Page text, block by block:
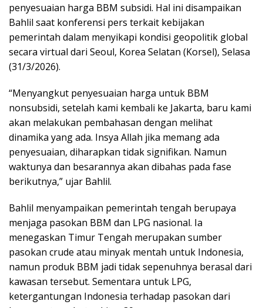
penyesuaian harga BBM subsidi. Hal ini disampaikan
Bahlil saat konferensi pers terkait kebijakan
pemerintah dalam menyikapi kondisi geopolitik global
secara virtual dari Seoul, Korea Selatan (Korsel), Selasa
(31/3/2026).
“Menyangkut penyesuaian harga untuk BBM
nonsubsidi, setelah kami kembali ke Jakarta, baru kami
akan melakukan pembahasan dengan melihat
dinamika yang ada. Insya Allah jika memang ada
penyesuaian, diharapkan tidak signifikan. Namun
waktunya dan besarannya akan dibahas pada fase
berikutnya,” ujar Bahlil.
Bahlil menyampaikan pemerintah tengah berupaya
menjaga pasokan BBM dan LPG nasional. Ia
menegaskan Timur Tengah merupakan sumber
pasokan crude atau minyak mentah untuk Indonesia,
namun produk BBM jadi tidak sepenuhnya berasal dari
kawasan tersebut. Sementara untuk LPG,
ketergantungan Indonesia terhadap pasokan dari